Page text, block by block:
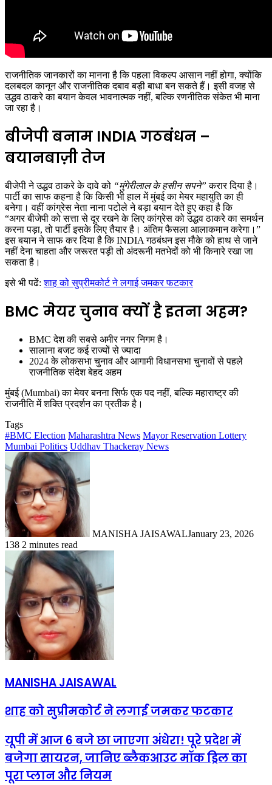
राजनीतिक जानकारों का मानना है कि पहला विकल्प आसान नहीं होगा, क्योंकि
दलबदल कानून और राजनीतिक दबाव बड़ी बाधा बन सकते हैं। इसी वजह से
उद्धव ठाकरे का बयान केवल भावनात्मक नहीं, बल्कि रणनीतिक संकेत भी माना
जा रहा है।
बीजेपी बनाम INDIA गठबंधन –
बयानबाज़ी तेज
बीजेपी ने उद्धव ठाकरे के दावे को “मुंगेरीलाल के हसीन सपने” करार दिया है।
पार्टी का साफ कहना है कि किसी भी हाल में मुंबई का मेयर महायुति का ही
बनेगा।वहीं कांग्रेस नेता नाना पटोले ने बड़ा बयान देते हुए कहा है कि
“अगर बीजेपी को सत्ता से दूर रखने के लिए कांग्रेस को उद्धव ठाकरे का समर्थन
करना पड़ा, तो पार्टी इसके लिए तैयार है। अंतिम फैसला आलाकमान करेगा।”
इस बयान ने साफ कर दिया है किINDIA गठबंधनइस मौके को हाथ से जाने
नहीं देना चाहता और जरूरत पड़ी तो अंदरूनी मतभेदों को भी किनारे रखा जा
सकता है।
इसे भी पढें:शाह को सुप्रीमकोर्ट ने लगाई जमकर फटकार
BMC मेयर चुनाव क्यों है इतना अहम?
BMC देश की सबसे अमीर नगर निगम है।
सालाना बजट कई राज्यों से ज्यादा
2024 के लोकसभा चुनाव और आगामी विधानसभा चुनावों से पहले
राजनीतिक संदेशबेहद अहम
मुंबई (Mumbai) का मेयर बनना सिर्फ एक पद नहीं, बल्कि महाराष्ट्र की
राजनीति में शक्ति प्रदर्शन का प्रतीक है।
Tags
#BMC Election Maharashtra News Mayor Reservation Lottery
Mumbai Politics Uddhav Thackeray News
MANISHA JAISAWALJanuary 23, 2026
138 2 minutes read
MANISHA JAISAWAL
शाह को सुप्रीमकोर्ट ने लगाई जमकर फटकार
यूपी में आज 6 बजे छा जाएगा अंधेरा! पूरे प्रदेश में
बजेगा सायरन, जानिए ब्लैकआउट मॉक ड्रिल का
पूरा प्लान और नियम